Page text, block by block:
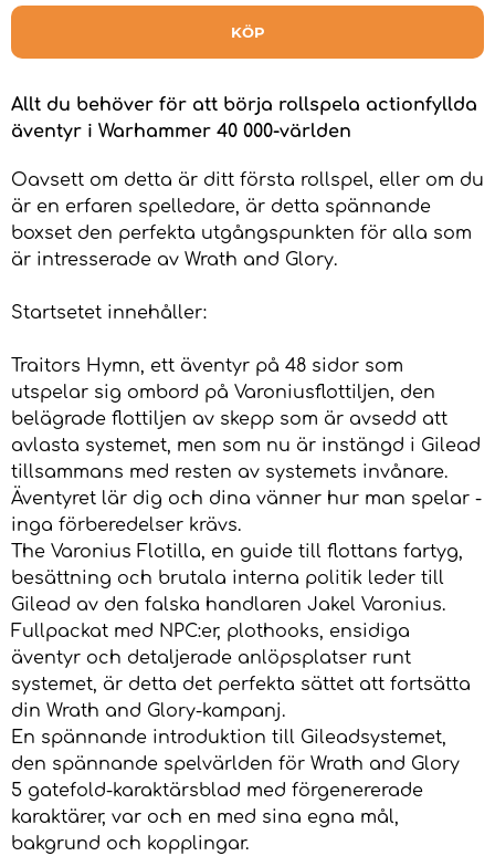
KÖP
Allt du behöver för att börja rollspela actionfyllda
äventyr i Warhammer 40 000-världen
Oavsett om detta är ditt första rollspel, eller om du
är en erfaren spelledare, är detta spännande
boxset den perfekta utgångspunkten för alla som
är intresserade av Wrath and Glory.
Startsetet innehåller:
Traitors Hymn, ett äventyr på 48 sidor som
utspelar sig ombord på Varoniusflottiljen, den
belägrade flottiljen av skepp som är avsedd att
avlasta systemet, men som nu är instängd i Gilead
tillsammans med resten av systemets invånare.
Äventyret lär dig och dina vänner hur man spelar -
inga förberedelser krävs.
The Varonius Flotilla, en guide till flottans fartyg,
besättning och brutala interna politik leder till
Gilead av den falska handlaren Jakel Varonius.
Fullpackat med NPC:er, plothooks, ensidiga
äventyr och detaljerade anlöpsplatser runt
systemet, är detta det perfekta sättet att fortsätta
din Wrath and Glory-kampanj.
En spännande introduktion till Gileadsystemet,
den spännande spelvärlden för Wrath and Glory
5 gatefold-karaktärsblad med förgenererade
karaktärer, var och en med sina egna mål,
bakgrund och kopplingar.